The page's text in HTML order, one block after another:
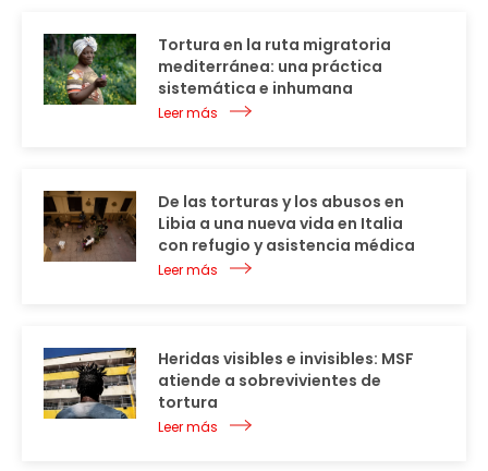
Tortura en la ruta migratoria
mediterránea: una práctica
sistemática e inhumana
Leer más
De las torturas y los abusos en
Libia a una nueva vida en Italia
con refugio y asistencia médica
Leer más
Heridas visibles e invisibles: MSF
atiende a sobrevivientes de
tortura
Leer más